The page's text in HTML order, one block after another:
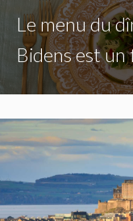
Le menu du
Bidens est